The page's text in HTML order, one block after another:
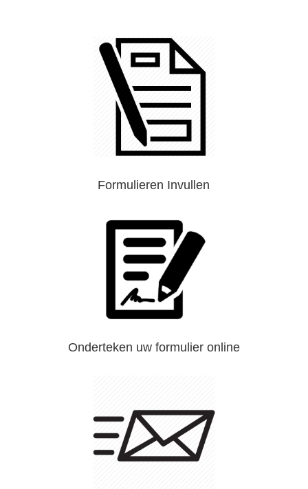
Formulieren Invullen
Onderteken uw formulier online